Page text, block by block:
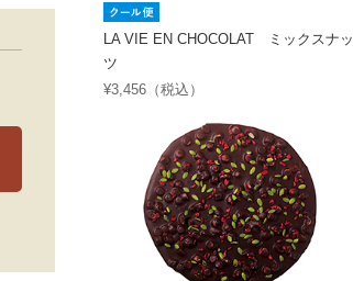
LA VIE EN CHOCOLAT ミックスナッ
ツ
¥3,456（税込）